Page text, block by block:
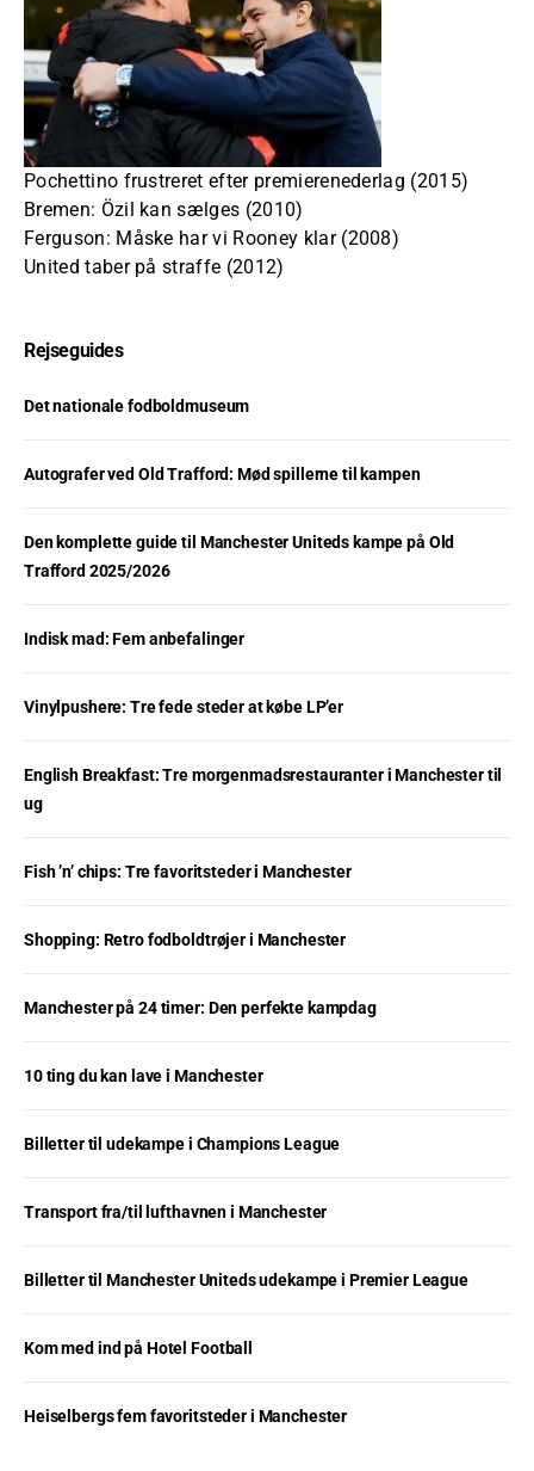
Pochettino frustreret efter premierenederlag (2015)
Bremen: Özil kan sælges (2010)
Ferguson: Måske har vi Rooney klar (2008)
United taber på straffe (2012)
Rejseguides
Det nationale fodboldmuseum
Autografer ved Old Trafford: Mød spillerne til kampen
Den komplette guide til Manchester Uniteds kampe på Old
Trafford 2025/2026
Indisk mad: Fem anbefalinger
Vinylpushere: Tre fede steder at købe LP’er
English Breakfast: Tre morgenmadsrestauranter i Manchester til
ug
Fish ’n’ chips: Tre favoritsteder i Manchester
Shopping: Retro fodboldtrøjer i Manchester
Manchester på 24 timer: Den perfekte kampdag
10 ting du kan lave i Manchester
Billetter til udekampe i Champions League
Transport fra/til lufthavnen i Manchester
Billetter til Manchester Uniteds udekampe i Premier League
Kom med ind på Hotel Football
Heiselbergs fem favoritsteder i Manchester